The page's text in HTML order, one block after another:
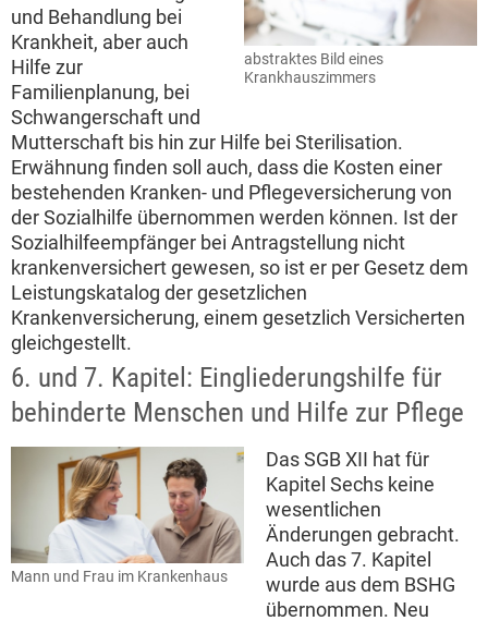
abstraktes Bild eines
Krankhauszimmers
und Behandlung bei
Krankheit, aber auch
Hilfe zur
Familienplanung, bei
Schwangerschaft und
Mutterschaft bis hin zur Hilfe bei Sterilisation.
Erwähnung finden soll auch, dass die Kosten einer
bestehenden Kranken- und Pflegeversicherung von
der Sozialhilfe übernommen werden können. Ist der
Sozialhilfeempfänger bei Antragstellung nicht
krankenversichert gewesen, so ist er per Gesetz dem
Leistungskatalog der gesetzlichen
Krankenversicherung, einem gesetzlich Versicherten
gleichgestellt.
6. und 7. Kapitel: Eingliederungshilfe für
behinderte Menschen und Hilfe zur Pflege
Mann und Frau im Krankenhaus
Das SGB XII hat für
Kapitel Sechs keine
wesentlichen
Änderungen gebracht.
Auch das 7. Kapitel
wurde aus dem BSHG
übernommen. Neu